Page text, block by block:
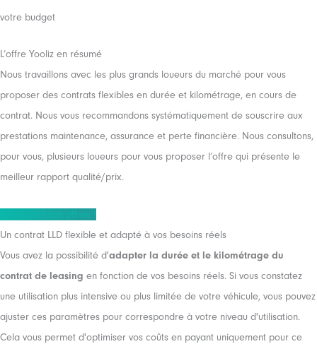
votre budget
L’offre Yooliz en résumé
Nous travaillons avec les plus grands loueurs du marché pour vous
proposer des contrats flexibles en durée et kilométrage, en cours de
contrat. Nous vous recommandons systématiquement de souscrire aux
prestations maintenance, assurance et perte financière. Nous consultons,
pour vous, plusieurs loueurs pour vous proposer l’offre qui présente le
meilleur rapport qualité/prix.
Découvrez nos offres !
Un contrat LLD flexible et adapté à vos besoins réels
Vous avez la possibilité d'adapter la durée et le kilométrage du
contrat de leasing en fonction de vos besoins réels. Si vous constatez
une utilisation plus intensive ou plus limitée de votre véhicule, vous pouvez
ajuster ces paramètres pour correspondre à votre niveau d'utilisation.
Cela vous permet d'optimiser vos coûts en payant uniquement pour ce